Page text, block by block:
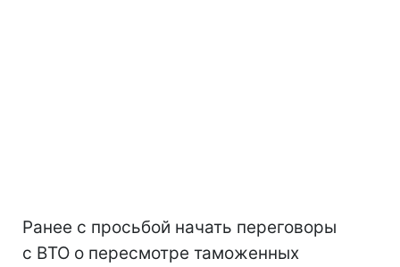
Ранее с просьбой начать переговоры
с ВТО о пересмотре таможенных